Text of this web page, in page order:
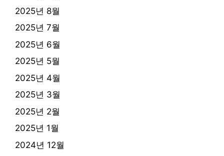
2025년 8월
2025년 7월
2025년 6월
2025년 5월
2025년 4월
2025년 3월
2025년 2월
2025년 1월
2024년 12월